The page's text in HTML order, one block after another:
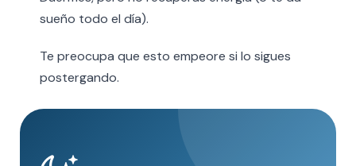
sueño todo el día).
Te preocupa que esto empeore si lo sigues
postergando.